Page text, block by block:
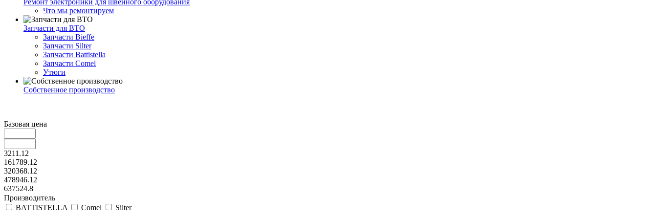
Что мы ремонтируем
Запчасти для ВТО
Запчасти Bieffe
Запчасти Silter
Запчасти Battistella
Запчасти Comel
Утюги
Собственное производство
Базовая цена
3211.12
161789.12
320368.12
478946.12
637524.8
Производитель
BATTISTELLA
Comel Silter